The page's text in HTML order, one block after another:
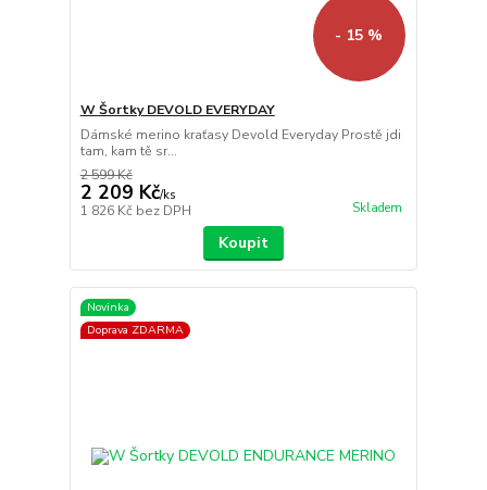
- 15 %
W Šortky DEVOLD EVERYDAY
Dámské merino kraťasy Devold Everyday Prostě jdi
tam, kam tě sr...
2 599 Kč
2 209 Kč/ks
1 826 Kč bez DPH Skladem
Koupit
Novinka
Doprava ZDARMA